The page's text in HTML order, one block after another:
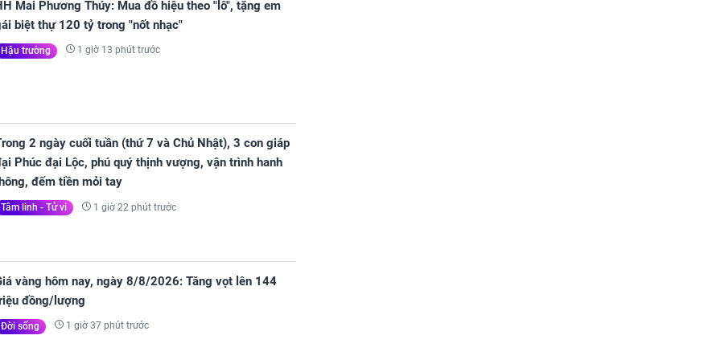
Mai Phương Thúy: Mua đồ hiệu theo "lô", tặng em
biệt thự 120 tỷ trong "nốt nhạc"
Hậu trường 1 giờ 13 phút trước
2 ngày cuối tuần (thứ 7 và Chủ Nhật), 3 con giáp
Phúc đại Lộc, phú quý thịnh vượng, vận trình hanh
đếm tiền mỏi tay
Tâm linh - Tử vi 1 giờ 22 phút trước
vàng hôm nay, ngày 8/8/2026: Tăng vọt lên 144
đồng/lượng
Đời sống 1 giờ 37 phút trước